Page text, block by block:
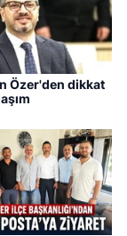
Özer'den dikkat